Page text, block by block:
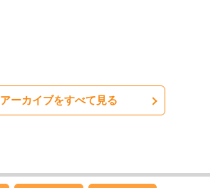
アーカイブをすべて見る